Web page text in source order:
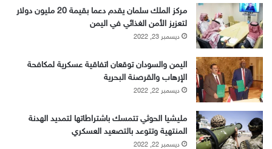
مركز الملك سلمان يقدم دعما بقيمة 20 مليون دولار
لتعزيز الأمن الغذائي في اليمن
ديسمبر 23, 2022
اليمن والسودان توقعان اتفاقية عسكرية لمكافحة
الإرهاب والقرصنة البحرية
ديسمبر 22, 2022
مليشيا الحوثي تتمسك باشتراطاتها لتمديد الهدنة
المنتهية وتتوعد بالتصعيد العسكري
ديسمبر 22, 2022